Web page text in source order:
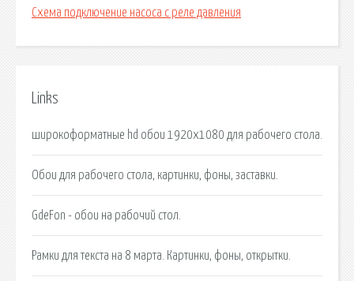
Схема подключение насоса с реле давления
Links
широкоформатные hd обои 1920х1080 для рабочего стола.
Обои для рабочего стола, картинки, фоны, заставки.
GdeFon - обои на рабочий стол.
Рамки для текста на 8 марта. Картинки, фоны, открытки.